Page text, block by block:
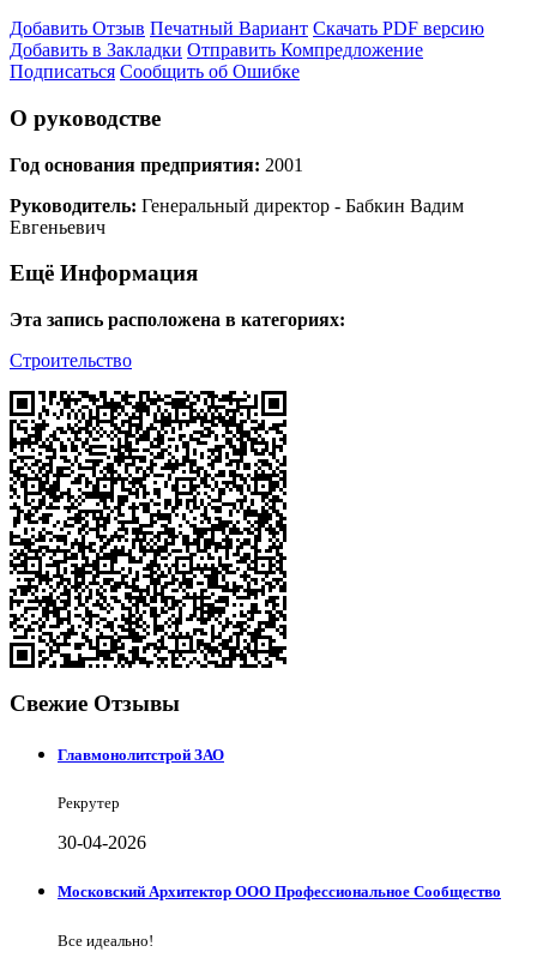
Добавить Отзыв Печатный Вариант Скачать PDF версию
Добавить в Закладки Отправить Компредложение
Подписаться Сообщить об Ошибке
О руководстве
Год основания предприятия: 2001
Руководитель: Генеральный директор - Бабкин Вадим
Евгеньевич
Ещё Информация
Эта запись расположена в категориях:
Строительство
Свежие Отзывы
Главмонолитстрой ЗАО
Рекрутер
30-04-2026
Московский Архитектор ООО Профессиональное Сообщество
Все идеально!